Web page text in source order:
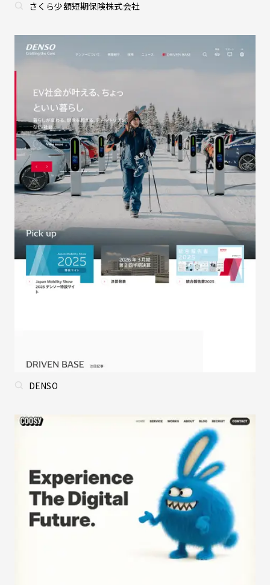
さくら少額短期保険株式会社
DENSO